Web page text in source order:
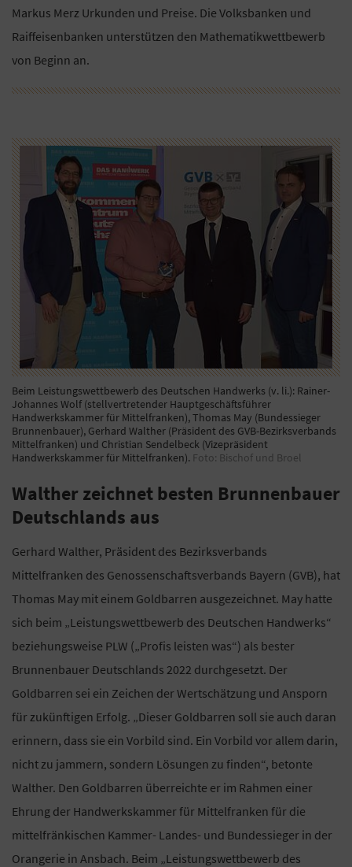
Markus Merz Urkunden und Preise. Die Volksbanken und
Raiffeisenbanken unterstützen den Mathematikwettbewerb
von Beginn an.
Beim Leistungswettbewerb des Deutschen Handwerks (v. li.): Rainer-
Johannes Wolf (stellvertretender Hauptgeschäftsführer
Handwerkskammer für Mittelfranken), Thomas May (Bundessieger
Brunnenbauer), Gerhard Walther (Präsident des GVB-Bezirksverbands
Mittelfranken) und Christian Sendelbeck (Vizepräsident
Handwerkskammer für Mittelfranken). Foto: Bischof und Broel
Walther zeichnet besten Brunnenbauer
Deutschlands aus
Gerhard Walther, Präsident des Bezirksverbands
Mittelfranken des Genossenschaftsverbands Bayern (GVB), hat
Thomas May mit einem Goldbarren ausgezeichnet. May hatte
sich beim „Leistungswettbewerb des Deutschen Handwerks“
beziehungsweise PLW („Profis leisten was“) als bester
Brunnenbauer Deutschlands 2022 durchgesetzt. Der
Goldbarren sei ein Zeichen der Wertschätzung und Ansporn
für zukünftigen Erfolg. „Dieser Goldbarren soll sie auch daran
erinnern, dass sie ein Vorbild sind. Ein Vorbild vor allem darin,
nicht zu jammern, sondern Lösungen zu finden“, betonte
Walther. Den Goldbarren überreichte er im Rahmen einer
Ehrung der Handwerkskammer für Mittelfranken für die
mittelfränkischen Kammer- Landes- und Bundessieger in der
Orangerie in Ansbach. Beim „Leistungswettbewerb des